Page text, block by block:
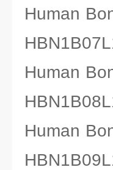
Human
Human
Human